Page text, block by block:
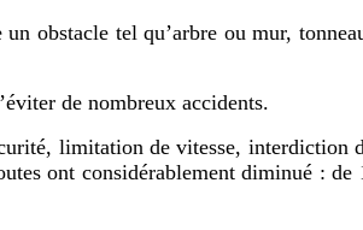
obstacle tel qu’arbre ou mur,
de nombreux accidents.
limitation de vitesse,
ont considérablement diminué :